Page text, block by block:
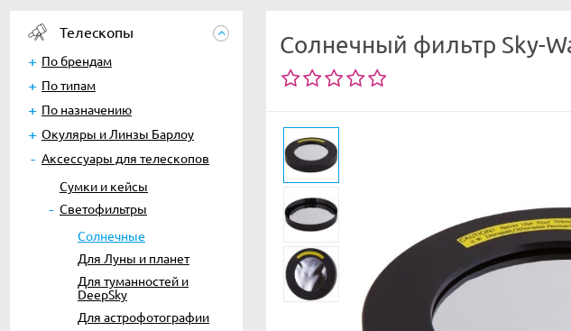
Телескопы
По брендам
По типам
По назначению
Окуляры и Линзы Барлоу
Аксессуары для телескопов
Сумки и кейсы
Светофильтры
Солнечные
Для Луны и планет
Для туманностей и
DeepSky
Для астрофотографии
Солнечный фильтр Sky-